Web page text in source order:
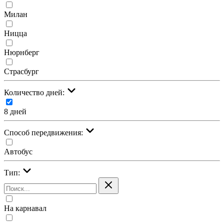
Милан
Ницца
Нюрнберг
Страсбург
Количество дней:
8 дней
Cпособ передвижения:
Автобус
Тип:
На карнавал